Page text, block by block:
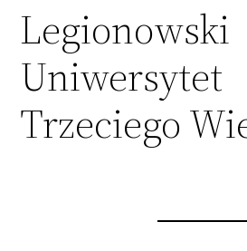
Legionowski
Uniwersytet
Trzeciego